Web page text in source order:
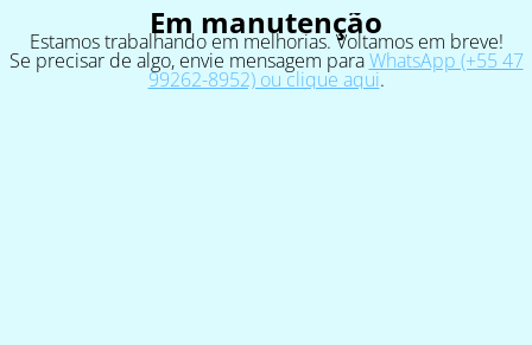
Em manutenção
Estamos trabalhando em melhorias. Voltamos em breve!
Se precisar de algo, envie mensagem paraWhatsApp (+55 47
99262-8952) ou clique aqui.